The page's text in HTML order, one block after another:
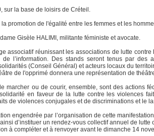
sur la base de loisirs de Créteil.
promotion de l'égalité entre les femmes et les
Gisèle HALIMI, militante féministe et avocate.
associatif réunissant les associations de lutte
l’information. Des stands seront tenus par
(Conseil Général) et acteurs locaux du
de l'opprimé donnera une représentation de
marcher ou de courir, ensemble, sont des actions
en faveur de la lutte contre les violences
de violences conjugales et de discriminations et le
engendrée par l’organisation de cette
d’instituer un rendez-vous collectif annuel de lutte
à compléter et à renvoyer avant le dimanche 14